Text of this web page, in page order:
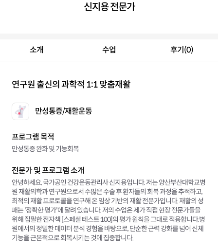
소개 수업 후기(0)
연구원 출신의 과학적 1:1 맞춤재활
만성통증/재활운동
프로그램 목적
만성통증 완화 및 기능회복
전문가 및 프로그램 소개
안녕하세요, 국가공인 건강운동관리사 신지용입니다. 저는 양산부산대학교병
원 재활의학과 연구원으로서 수많은 수술 후 환자들의 회복 과정을 추적하고,
최적의 재활 프로토콜을 연구해 온 임상 기반의 재활 전문가입니다. 재활의 성
패는 '정확한 평가'에 달려 있습니다. 저의 수업은 제가 직접 현장 전문가들을
위해 집필한 전자책 [스페셜 테스트:100]의 평가 원칙을 그대로 적용합니다.병
원에서의 정밀한 데이터 분석 경험을 바탕으로, 단순한 근력 강화를 넘어 신체
기능을 근본적으로 회복시키는 것에 집중합니다.
신지용 전문가